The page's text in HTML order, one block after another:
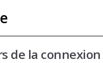
de la